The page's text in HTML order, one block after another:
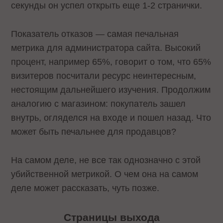
секунды он успел открыть еще 1-2 странички.
Показатель отказов — самая печальная
метрика для администратора сайта. Высокий
процент, например 65%, говорит о том, что 65%
визитеров посчитали ресурс неинтересным,
нестоящим дальнейшего изучения. Продолжим
аналогию с магазином: покупатель зашел
внутрь, огляделся на входе и пошел назад. Что
может быть печальнее для продавцов?
На самом деле, не все так однозначно с этой
убийственной метрикой. О чем она на самом
деле может рассказать, чуть позже.
Страницы выхода